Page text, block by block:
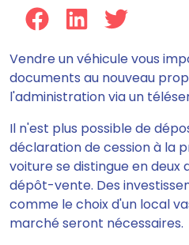
Vendre un véhicule vous
documents au nouveau
l'administration via un
Il n'est plus possible de
déclaration de cession à la
voiture se distingue en deux
dépôt-vente. Des
comme le choix d'un local
marché seront nécessaires.